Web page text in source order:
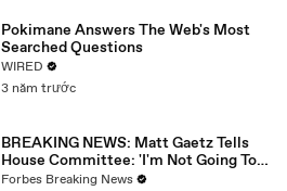
Pokimane Answers The Web's Most
Searched Questions
WIRED
3 năm trước
BREAKING NEWS: Matt Gaetz Tells
House Committee: 'I'm Not Going To
Vote For A Continuing Resolution'
Forbes Breaking News